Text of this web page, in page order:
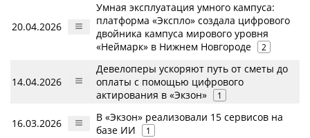
20.04.2026
Умная эксплуатация умного кампуса:
платформа «Экспло» создала цифрового
двойника кампуса мирового уровня
«Неймарк» в Нижнем Новгороде
2
14.04.2026
Девелоперы ускоряют путь от сметы до
оплаты с помощью цифрового
актирования в «Экзон»
1
16.03.2026
В «Экзон» реализовали 15 сервисов на
базе ИИ
1